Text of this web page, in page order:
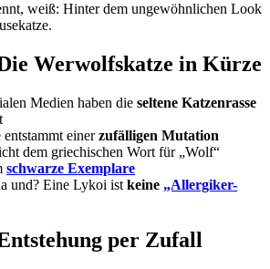
weiß: Hinter dem ungewöhnlichen Look
Werwolfskatze in Kürze
Medien haben die seltene Katzenrasse
einerzufälligen Mutation
dem griechischen Wort für „Wolf“
schwarze Exemplare
und? Eine Lykoi ist keine „Allergiker-
per Zufall